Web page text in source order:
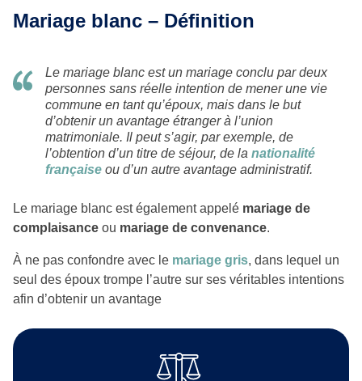
Mariage blanc – Définition
Le mariage blanc est un mariage conclu par deux
personnes sans réelle intention de mener une vie
commune en tant qu’époux, mais dans le but
d’obtenir un avantage étranger à l’union
matrimoniale. Il peut s’agir, par exemple, de
l’obtention d’un titre de séjour, de la nationalité
française ou d’un autre avantage administratif.
Le mariage blanc est également appelé mariage de
complaisance ou mariage de convenance.
À ne pas confondre avec le mariage gris, dans lequel un
seul des époux trompe l’autre sur ses véritables intentions
afin d’obtenir un avantage